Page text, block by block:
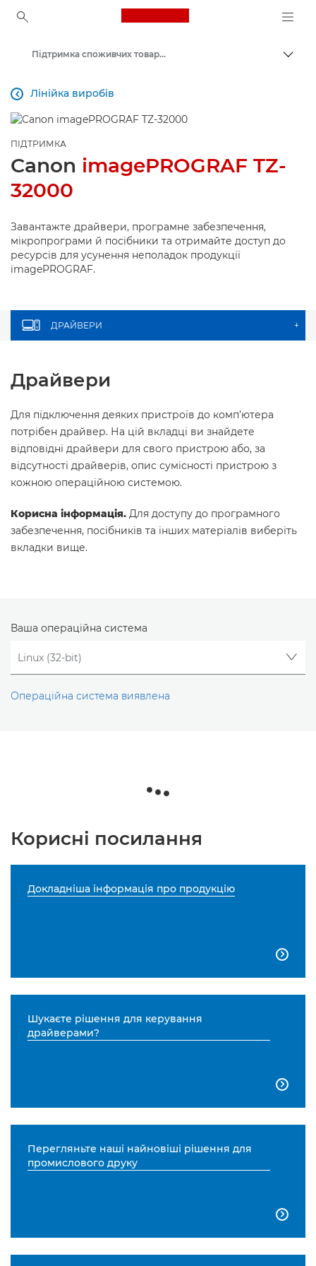
Canon Logo, back to
Підтримка споживчих товарів
Лінійка виробів

ПІДТРИМКА
Canon imagePROGRAF TZ-
32000
Завантажте драйвери, програмне забезпечення,
мікропрограми й посібники та отримайте доступ до
ресурсів для усунення неполадок продукції
imagePROGRAF.
ДРАЙВЕРИ +
Драйвери
Для підключення деяких пристроїв до комп’ютера
потрібен драйвер. На цій вкладці ви знайдете
відповідні драйвери для свого пристрою або, за
відсутності драйверів, опис сумісності пристрою з
кожною операційною системою.
Корисна інформація. Для доступу до програмного
забезпечення, посібників та інших матеріалів виберіть
вкладки вище.
Ваша операційна система
Операційна система виявлена
Корисні посилання
Докладніша інформація про продукцію

Шукаєте рішення для керування
драйверами?

Перегляньте наші найновіші рішення для
промислового друку
